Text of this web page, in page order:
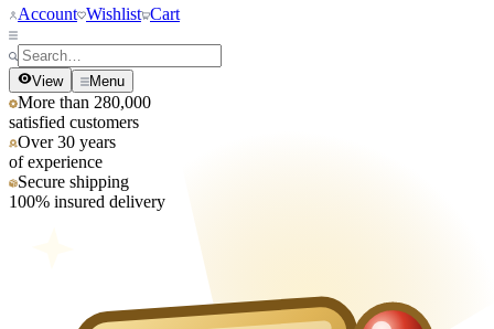
Account Wishlist Cart
View Menu
More than 280,000
satisfied customers
Over 30 years
of experience
Secure shipping
100% insured delivery